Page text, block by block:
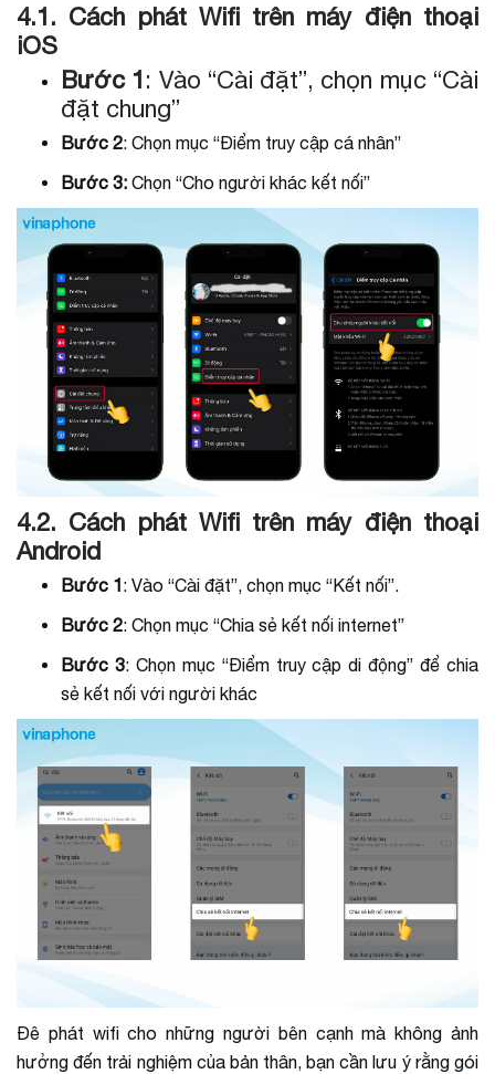
4.1. Cách phát Wifi trên máy điện thoại
iOS
Bước 1: Vào “Cài đặt”, chọn mục “Cài
đặt chung”
Bước 2: Chọn mục “Điểm truy cập cá nhân”
Bước 3: Chọn “Cho người khác kết nối”
4.2. Cách phát Wifi trên máy điện thoại
Android
Bước 1: Vào “Cài đặt”, chọn mục “Kết nối”.
Bước 2: Chọn mục “Chia sẻ kết nối internet”
Bước 3: Chọn mục “Điểm truy cập di động” để chia
sẻ kết nối với người khác
Đê phát wifi cho những người bên cạnh mà không ảnh
hưởng đến trải nghiệm của bản thân, bạn cần lưu ý rằng gói